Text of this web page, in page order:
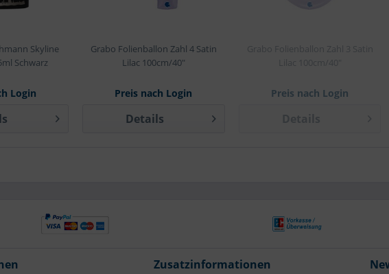
Skyline
Schwarz
Login
Grabo Folienballon Zahl 4 Satin
Lilac 100cm/40"
Preis nach Login
Details
Grabo Folienballon Zahl 3 Satin
Lilac 100cm/40"
Preis nach Login
Zusatzinformationen